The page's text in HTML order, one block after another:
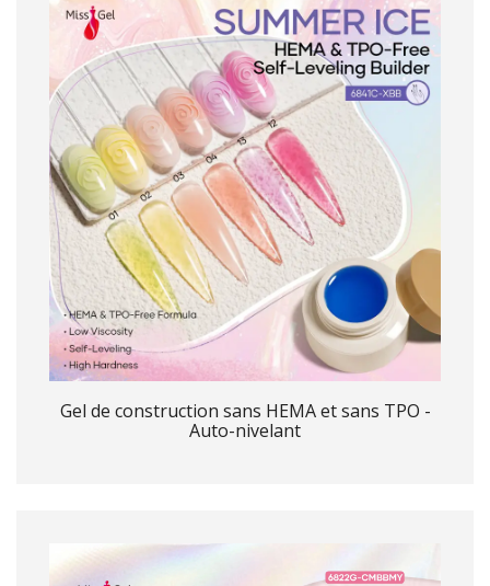
Gel de construction sans HEMA et sans TPO -
Auto-nivelant